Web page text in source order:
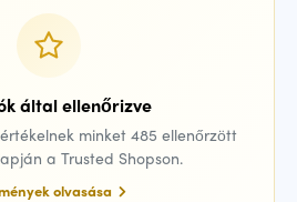
által ellenőrizve
minket 485 ellenőrzött
a Trusted Shopson.
olvasása